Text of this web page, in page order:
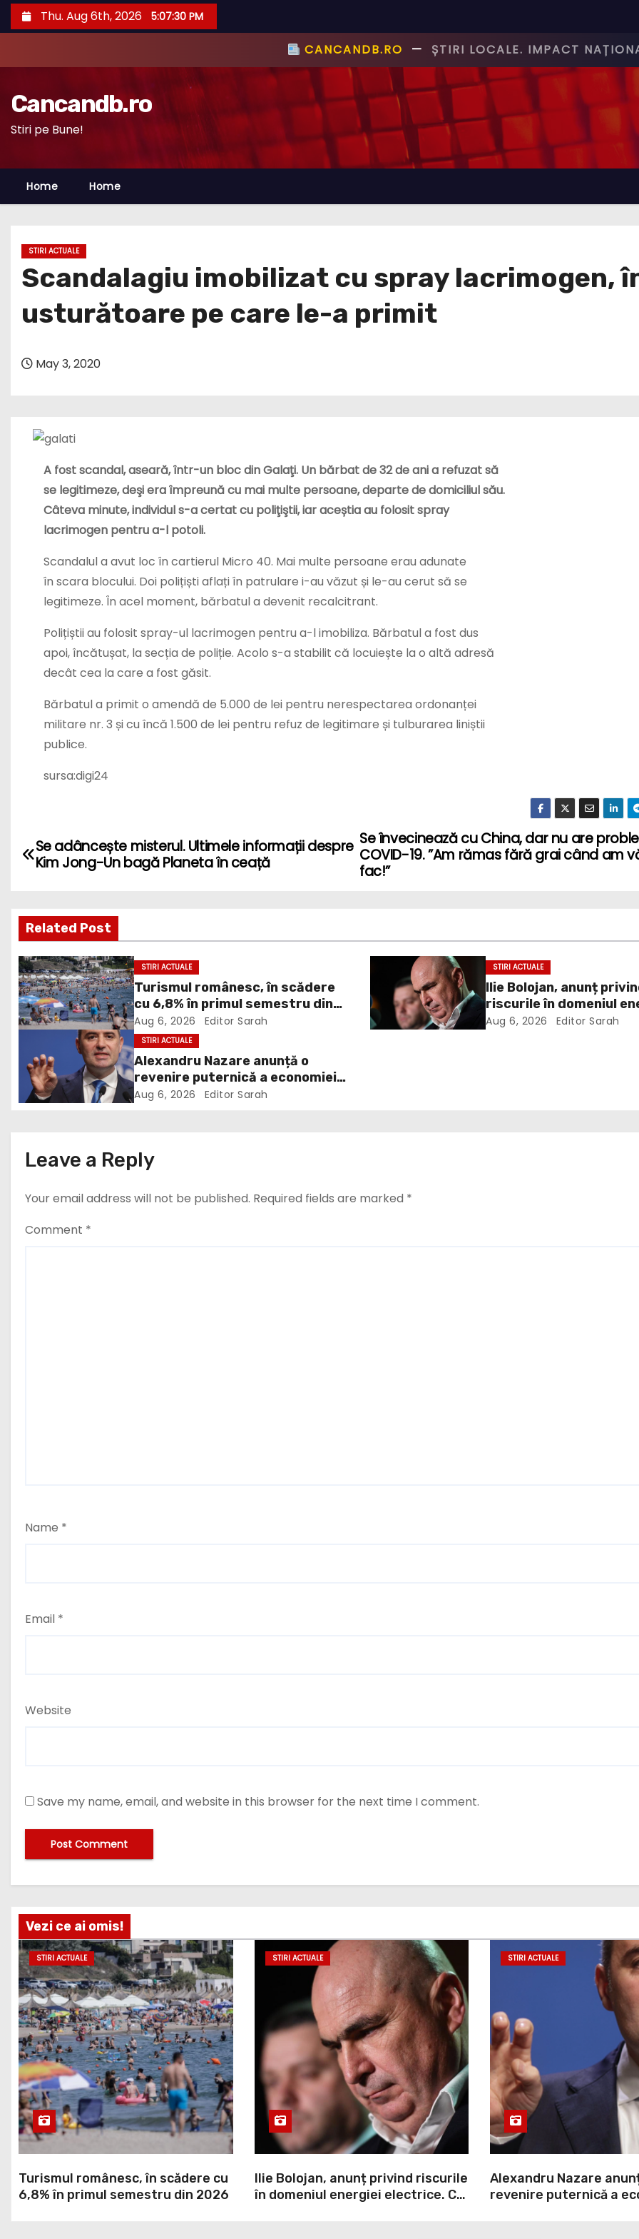
k
p
n
e
Thu. Aug 6th, 2026 5:07:32 PM
CANCANDB.RO —ȘTIRI PE BUNE!
Cancandb.ro
Stiri pe Bune!
Home Home
STIRI ACTUALE
Scandalagiu imobilizat cu spray lacrimogen,
usturătoare pe care le-a primit
May 3, 2020
A fost scandal, aseară, într-un bloc din Galaţi. Un bărbat de 32 de ani a refuzat să
se legitimeze, deşi era împreună cu mai multe persoane, departe de domiciliul său.
Câteva minute, individul s-a certat cu poliţiştii, iar aceștia au folosit spray
lacrimogen pentru a-l potoli.
Scandalul a avut loc în cartierul Micro 40. Mai multe persoane erau adunate
în scara blocului. Doi polițiști aflați în patrulare i-au văzut și le-au cerut să se
legitimeze. În acel moment, bărbatul a devenit recalcitrant.
Polițiștii au folosit spray-ul lacrimogen pentru a-l imobiliza. Bărbatul a fost dus
apoi, încătușat, la secția de poliție. Acolo s-a stabilit că locuiește la o altă adresă
decât cea la care a fost găsit.
Bărbatul a primit o amendă de 5.000 de lei pentru nerespectarea ordonanței
militare nr. 3 și cu încă 1.500 de lei pentru refuz de legitimare și tulburarea liniștii
publice.
sursa:digi24
P
t
n
a
v
g
i
o
n
Se învecinează cu China, dar nu are
COVID-19. ”Am rămas fără grai când am
fac!”
Se adâncește misterul. Ultimele informații despre
Kim Jong-Un bagă Planeta în ceață
Related Post
STIRI ACTUALE
Turismul românesc, în scădere
cu 6,8% în primul semestru din
2026
Aug 6, 2026 Editor Sarah
STIRI ACTUALE
Ilie Bolojan, anunț
riscurile în domeniul
electrice. Ce a decis
Aug 6, 2026 Editor Sarah
STIRI ACTUALE
Alexandru Nazare anunță o
revenire puternică a economiei
în 2027: Inflația va scădea,
Aug 6, 2026 Editor Sarah
Leave a Reply
Your email address will not be published. Required fields are marked *
Comment *
Name *
Email *
Website
Save my name, email, and website in this browser for the next time I comment.
Vezi ce ai omis!
STIRI ACTUALE
Turismul românesc, în scădere cu
6,8% în primul semestru din 2026
STIRI ACTUALE
Ilie Bolojan, anunț privind riscurile
în domeniul energiei electrice. Ce
STIRI ACTUALE
Alexandru Nazare
revenire puternică a